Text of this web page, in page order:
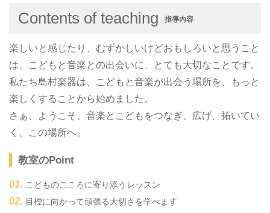
Contents of teaching 指導内容
楽しいと感じたり、むずかしいけどおもしろいと思うこと
は、こどもと音楽との出会いに、とても大切なことです。
私たち島村楽器は、こどもと音楽が出会う場所を、もっと
楽しくすることから始めました。
さぁ、ようこそ、音楽とこどもをつなぎ、広げ、拓いてい
く、この場所へ。
教室のPoint
こどものこころに寄り添うレッスン
目標に向かって頑張る大切さを学べます